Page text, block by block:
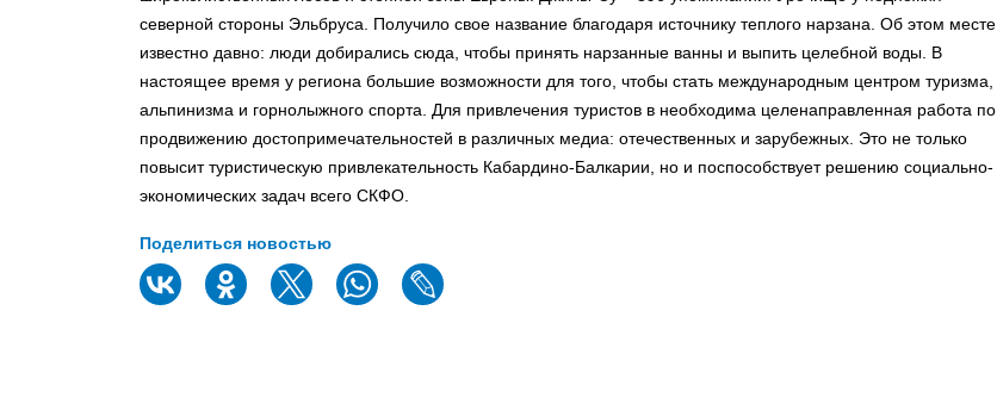
северной стороны Эльбруса. Получило свое название благодаря источнику теплого нарзана. Об этом месте
известно давно: люди добирались сюда, чтобы принять нарзанные ванны и выпить целебной воды. В
настоящее время у региона большие возможности для того, чтобы стать международным центром туризма,
альпинизма и горнолыжного спорта. Для привлечения туристов в необходима целенаправленная работа по
продвижению достопримечательностей в различных медиа: отечественных и зарубежных. Это не только
повысит туристическую привлекательность Кабардино-Балкарии, но и поспособствует решению социально-
экономических задач всего СКФО.
Поделиться новостью